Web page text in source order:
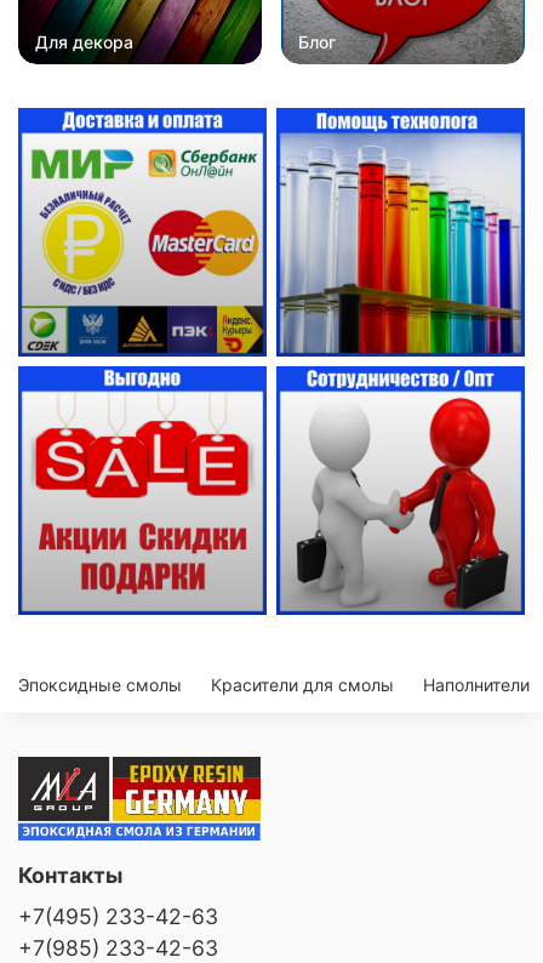
Для декора Блог
Эпоксидные смолы Красители для смолы Наполнители
Контакты
+7(495) 233-42-63
+7(985) 233-42-63